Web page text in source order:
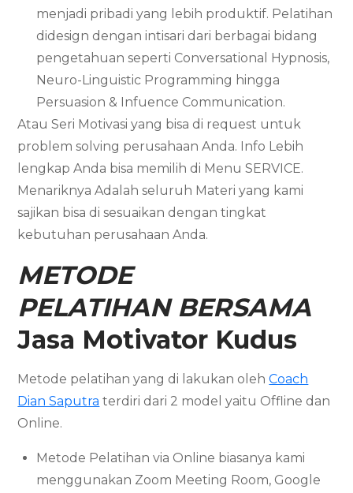
menjadi pribadi yang lebih produktif. Pelatihan
didesign dengan intisari dari berbagai bidang
pengetahuan seperti Conversational Hypnosis,
Neuro-Linguistic Programming hingga
Persuasion & Infuence Communication.
Atau Seri Motivasi yang bisa di request untuk
problem solving perusahaan Anda. Info Lebih
lengkap Anda bisa memilih di Menu SERVICE.
Menariknya Adalah seluruh Materi yang kami
sajikan bisa di sesuaikan dengan tingkat
kebutuhan perusahaan Anda.
METODE
PELATIHAN BERSAMA
Jasa Motivator Kudus
Metode pelatihan yang di lakukan olehCoach
Dian Saputra terdiri dari 2 model yaitu Offline dan
Online.
Metode Pelatihan via Online biasanya kami
menggunakan Zoom Meeting Room, Google